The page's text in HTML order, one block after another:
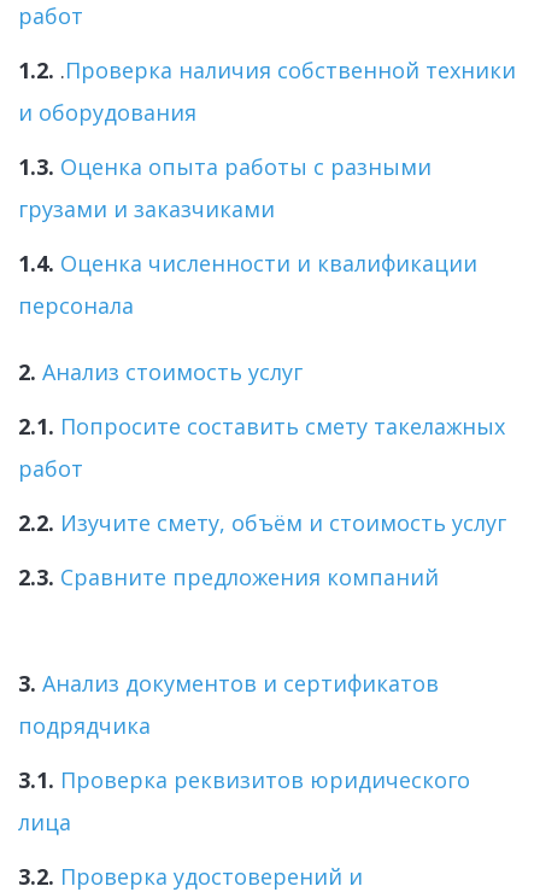
работ
1.2. .Проверка наличия собственной техники
и оборудования
1.3. Оценка опыта работы с разными
грузами и заказчиками
1.4. Оценка численности и квалификации
персонала
2. Анализ стоимость услуг
2.1. Попросите составить смету такелажных
работ
2.2. Изучите смету, объём и стоимость услуг
2.3. Сравните предложения компаний
3. Анализ документов и сертификатов
подрядчика
3.1. Проверка реквизитов юридического
лица
3.2. Проверка удостоверений и